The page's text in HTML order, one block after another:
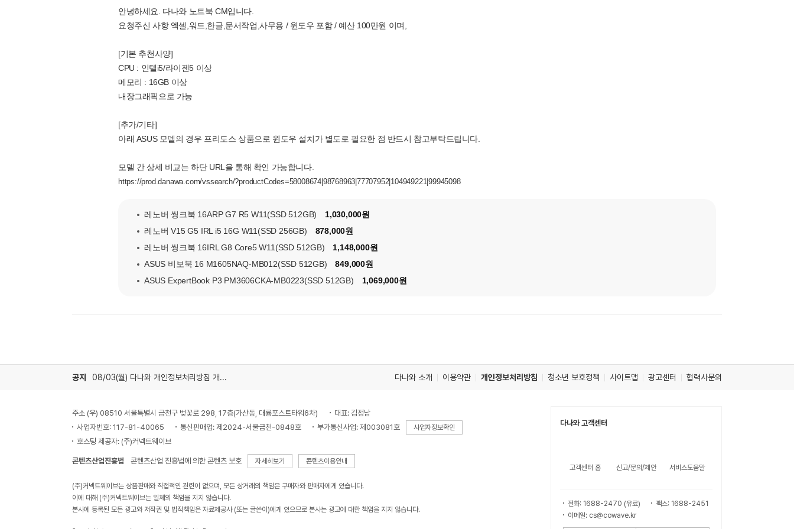
안녕하세요. 다나와 노트북 CM입니다.
요청주신 사항 엑셀,워드,한글,문서작업,사무용 / 윈도우 포함 / 예산 100만원 이며,
[기본 추천사양]
CPU : 인텔i5/라이젠5 이상
메모리 : 16GB 이상
내장그래픽으로 가능
[추가/기타]
아래 ASUS 모델의 경우 프리도스 상품으로 윈도우 설치가 별도로 필요한 점 반드시 참고부탁드립니다.
모델 간 상세 비교는 하단 URL을 통해 확인 가능합니다.
https://prod.danawa.com/vssearch/?productCodes=58008674|98768963|77707952|104949221|99945098
레노버 씽크북 16ARP G7 R5 W11(SSD 512GB)
1,030,000원
레노버 V15 G5 IRL i5 16G W11(SSD 256GB)
878,000원
레노버 씽크북 16IRL G8 Core5 W11(SSD 512GB)
1,148,000원
ASUS 비보북 16 M1605NAQ-MB012(SSD 512GB)
849,000원
ASUS ExpertBook P3 PM3606CKA-MB0223(SSD 512GB)
1,069,000원
공지 08/03(월) 다나와 개인정보처리방침 개정 안내 다나와 소개 이용약관 개인정보처리방침 청소년 보호정책 사이트맵 광고센터 협력사문의
주소 (우) 08510 서울특별시 금천구 벚꽃로 298, 17층(가산동, 대륭포스트타워6차)
대표: 김정남
사업자번호: 117-81-40065
통신판매업: 제2024-서울금천-0848호 부가통신사업: 제003081호 사업자정보확인
호스팅 제공자: (주)커넥트웨이브
콘텐츠산업진흥법 콘텐츠산업 진흥법에 의한 콘텐츠 보호 자세히보기 콘텐츠이용안내
(주)커넥트웨이브는 상품판매와 직접적인 관련이 없으며, 모든 상거래의 책임은 구매자와 판매자에게 있습니다.
이에 대해 (주)커넥트웨이브는 일체의 책임을 지지 않습니다.
본사에 등록된 모든 광고와 저작권 및 법적책임은 자료제공사 (또는 글쓴이)에게 있으므로 본사는 광고에 대한 책임을 지지 않습니다.
다나와 고객센터
고객센터 홈 신고/문의/제안 서비스도움말
전화: 1688-2470 (유료)
팩스: 1688-2451
이메일: cs@cowave.kr